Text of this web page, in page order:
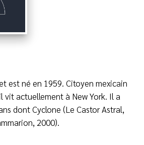
est né en 1959. Citoyen mexicain
vit actuellement à New York. Il a
dont Cyclone (Le Castor Astral,
2000).